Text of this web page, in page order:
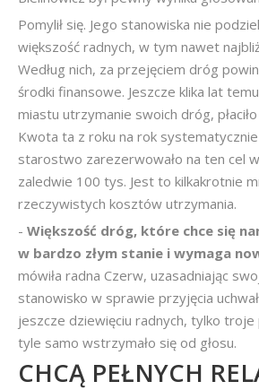
Pomylił się. Jego stanowiska nie
większość radnych, w tym nawet
Według nich, za przejęciem dróg
środki finansowe. Jeszcze klika lat
miastu utrzymanie swoich dróg,
Kwota ta z roku na rok
starostwo zarezerwowało na ten cel
zaledwie 100 tys. Jest to kilkakrotnie
rzeczywistych kosztów utrzymania.
- Większość dróg, które chce się
w bardzo złym stanie i wymaga
mówiła radna Czerw, uzasadniając
stanowisko w sprawie przyjęcia
jeszcze dziewięciu radnych, tylko troje
tyle samo wstrzymało się od głosu.
CHCĄ PEŁNYCH